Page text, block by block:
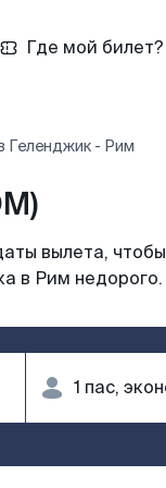
Где мой билет?
Геленджик - Рим
вылета, чтобы
в Рим недорого.